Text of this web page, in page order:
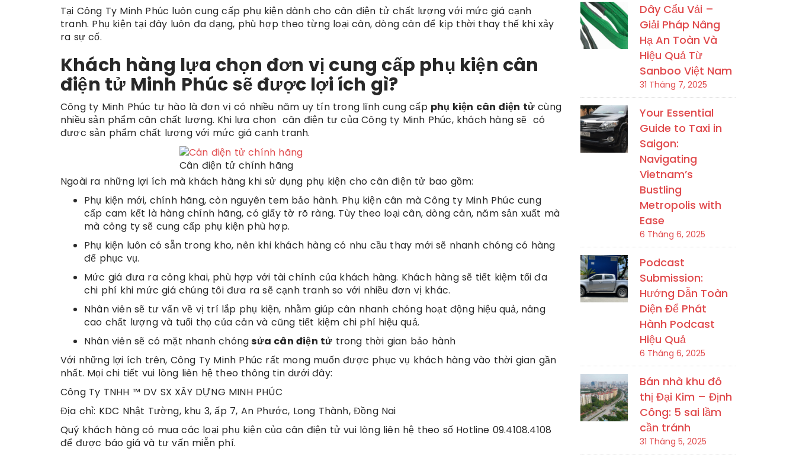
Tại Công Ty Minh Phúc luôn cung cấp phụ kiện dành cho cân điện tử chất lượng với mức giá cạnh
tranh. Phụ kiện tại đây luôn đa dạng, phù hợp theo từng loại cân, dòng cân để kịp thời thay thế khi xảy
ra sự cố.
Khách hàng lựa chọn đơn vị cung cấp phụ kiện cân
điện tử Minh Phúc sẽ được lợi ích gì?
Công ty Minh Phúc tự hào là đơn vị có nhiều năm uy tín trong lĩnh cung cấp phụ kiện cân điện tử cùng
nhiều sản phẩm cân chất lượng. Khi lựa chọn cân điện tư của Công ty Minh Phúc, khách hàng sẽ có
được sản phẩm chất lượng với mức giá cạnh tranh.
Cân điện tử chính hãng
Ngoài ra những lợi ích mà khách hàng khi sử dụng phụ kiện cho cân điện tử bao gồm:
Phụ kiện mới, chính hãng, còn nguyên tem bảo hành. Phụ kiện cân mà Công ty Minh Phúc cung
cấp cam kết là hàng chính hãng, có giấy tờ rõ ràng. Tùy theo loại cân, dòng cân, năm sản xuất mà
mà công ty sẽ cung cấp phụ kiện phù hợp.
Phụ kiện luôn có sẵn trong kho, nên khi khách hàng có nhu cầu thay mới sẽ nhanh chóng có hàng
để phục vụ.
Mức giá đưa ra công khai, phù hợp với tài chính của khách hàng. Khách hàng sẽ tiết kiệm tối đa
chi phí khi mức giá chúng tôi đưa ra sẽ cạnh tranh so với nhiều đơn vị khác.
Nhân viên sẽ tư vấn về vị trí lắp phụ kiện, nhằm giúp cân nhanh chóng hoạt động hiệu quả, nâng
cao chất lượng và tuổi thọ của cân và cũng tiết kiệm chi phí hiệu quả.
Nhân viên sẽ có mặt nhanh chóngsửa cân điện tử trong thời gian bảo hành
Với những lợi ích trên, Công Ty Minh Phúc rất mong muốn được phục vụ khách hàng vào thời gian gần
nhất. Mọi chi tiết vui lòng liên hệ theo thông tin dưới đây:
Công Ty TNHH ™ DV SX XÂY DỰNG MINH PHÚC
Địa chỉ: KDC Nhật Tường, khu 3, ấp 7, An Phước, Long Thành, Đồng Nai
Quý khách hàng có mua các loại phụ kiện của cân điện tử vui lòng liên hệ theo số Hotline 09.4108.4108
để được báo giá và tư vấn miễn phí.
Dây Cẩu Vải –
Giải Pháp Nâng
Hạ An Toàn Và
Hiệu Quả Từ
Sanboo Việt Nam
31 Tháng 7, 2025
Your Essential
Guide to Taxi in
Saigon:
Navigating
Vietnam’s
Bustling
Metropolis with
Ease
6 Tháng 6, 2025
Podcast
Submission:
Hướng Dẫn Toàn
Diện Để Phát
Hành Podcast
Hiệu Quả
6 Tháng 6, 2025
Bán nhà khu đô
thị Đại Kim – Định
Công: 5 sai lầm
cần tránh
31 Tháng 5, 2025